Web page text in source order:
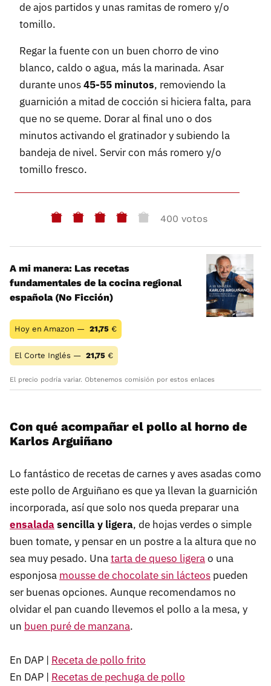
de ajos partidos y unas ramitas de romero y/o
tomillo.
Regar la fuente con un buen chorro de vino
blanco, caldo o agua, más la marinada. Asar
durante unos45-55 minutos, removiendo la
guarnición a mitad de cocción si hiciera falta, para
que no se queme. Dorar al final uno o dos
minutos activando el gratinador y subiendo la
bandeja de nivel. Servir con más romero y/o
tomillo fresco.
400 votos
A mi manera: Las recetas
fundamentales de la cocina regional
española (No Ficción)
Hoy en Amazon — 21,75 €
El Corte Inglés — 21,75 €
El precio podría variar. Obtenemos comisión por estos enlaces
Con qué acompañar el pollo al horno de
Karlos Arguiñano
Lo fantástico de recetas de carnes y aves asadas como
este pollo de Arguiñano es que ya llevan la guarnición
incorporada, así que solo nos queda preparar una
ensaladasencilla y ligera, de hojas verdes o simple
buen tomate, y pensar en un postre a la altura que no
sea muy pesado. Unatarta de queso ligerao una
esponjosa mousse de chocolate sin lácteos pueden
ser buenas opciones. Aunque recomendamos no
olvidar el pan cuando llevemos el pollo a la mesa, y
un buen puré de manzana.
En DAP | Receta de pollo frito
En DAP | Recetas de pechuga de pollo